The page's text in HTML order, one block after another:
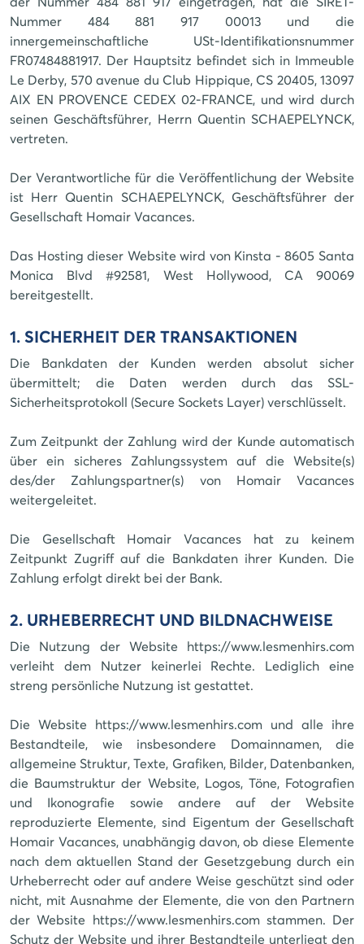
Nummer 484 881 917 00013 und die
innergemeinschaftliche USt-Identifikationsnummer
FR07484881917. Der Hauptsitz befindet sich in Immeuble
Le Derby, 570 avenue du Club Hippique, CS 20405, 13097
AIX EN PROVENCE CEDEX 02-FRANCE, und wird durch
seinen Geschäftsführer, Herrn Quentin SCHAEPELYNCK,
vertreten.
Der Verantwortliche für die Veröffentlichung der Website
ist Herr Quentin SCHAEPELYNCK, Geschäftsführer der
Gesellschaft Homair Vacances.
Das Hosting dieser Website wird von Kinsta - 8605 Santa
Monica Blvd #92581, West Hollywood, CA 90069
bereitgestellt.
1. SICHERHEIT DER TRANSAKTIONEN
Die Bankdaten der Kunden werden absolut sicher
übermittelt; die Daten werden durch das SSL-
Sicherheitsprotokoll (Secure Sockets Layer) verschlüsselt.
Zum Zeitpunkt der Zahlung wird der Kunde automatisch
über ein sicheres Zahlungssystem auf die Website(s)
des/der Zahlungspartner(s) von Homair Vacances
weitergeleitet.
Die Gesellschaft Homair Vacances hat zu keinem
Zeitpunkt Zugriff auf die Bankdaten ihrer Kunden. Die
Zahlung erfolgt direkt bei der Bank.
2. URHEBERRECHT UND BILDNACHWEISE
Die Nutzung der Website https://www.lesmenhirs.com
verleiht dem Nutzer keinerlei Rechte. Lediglich eine
streng persönliche Nutzung ist gestattet.
Die Website https://www.lesmenhirs.com und alle ihre
Bestandteile, wie insbesondere Domainnamen, die
allgemeine Struktur, Texte, Grafiken, Bilder, Datenbanken,
die Baumstruktur der Website, Logos, Töne, Fotografien
und Ikonografie sowie andere auf der Website
reproduzierte Elemente, sind Eigentum der Gesellschaft
Homair Vacances, unabhängig davon, ob diese Elemente
nach dem aktuellen Stand der Gesetzgebung durch ein
Urheberrecht oder auf andere Weise geschützt sind oder
nicht, mit Ausnahme der Elemente, die von den Partnern
der Website https://www.lesmenhirs.com stammen. Der
Schutz der Website und ihrer Bestandteile unterliegt den